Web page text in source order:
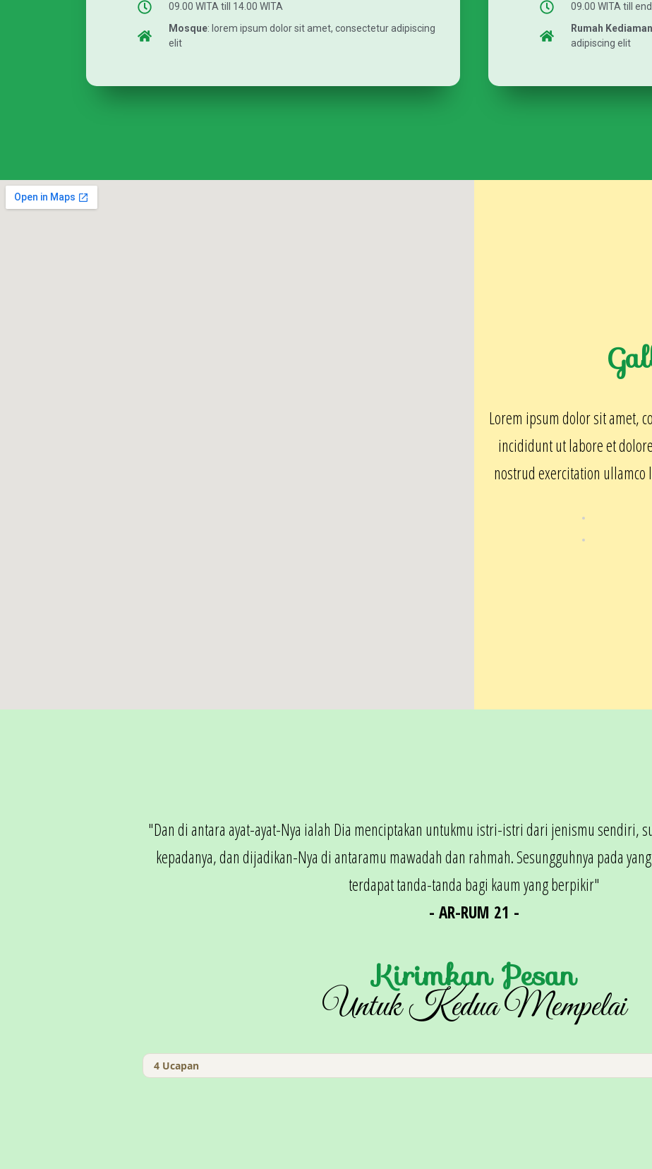
09.00 WITA till 14.00 WITA
Mosque: lorem ipsum dolor sit amet, consectetur adipiscing
elit
09.00 WITA till end
Rumah Kediaman
adipiscing elit
Lorem ipsum dolor sit amet,
incididunt ut labore et
nostrud exercitation
"Dan di antara ayat-ayat-Nya ialah Dia menciptakan untukmu istri-istri dari jenismu sendiri,
kepadanya, dan dijadikan-Nya di antaramu mawadah dan rahmah. Sesungguhnya pada
terdapat tanda-tanda bagi kaum yang berpikir"
- AR-RUM 21 -
Kirimkan Pesan
Untuk Kedua Mempelai
4 Ucapan